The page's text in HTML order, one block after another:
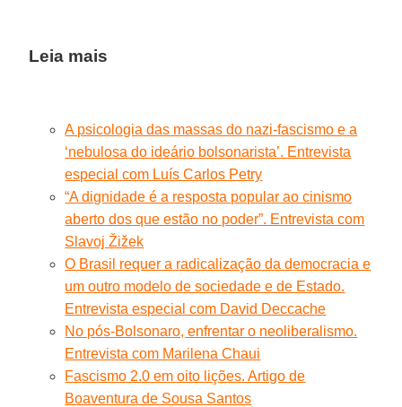
Leia mais
A psicologia das massas do nazi-fascismo e a
‘nebulosa do ideário bolsonarista’. Entrevista
especial com Luís Carlos Petry
“A dignidade é a resposta popular ao cinismo
aberto dos que estão no poder”. Entrevista com
Slavoj Žižek
O Brasil requer a radicalização da democracia e
um outro modelo de sociedade e de Estado.
Entrevista especial com David Deccache
No pós-Bolsonaro, enfrentar o neoliberalismo.
Entrevista com Marilena Chaui
Fascismo 2.0 em oito lições. Artigo de
Boaventura de Sousa Santos